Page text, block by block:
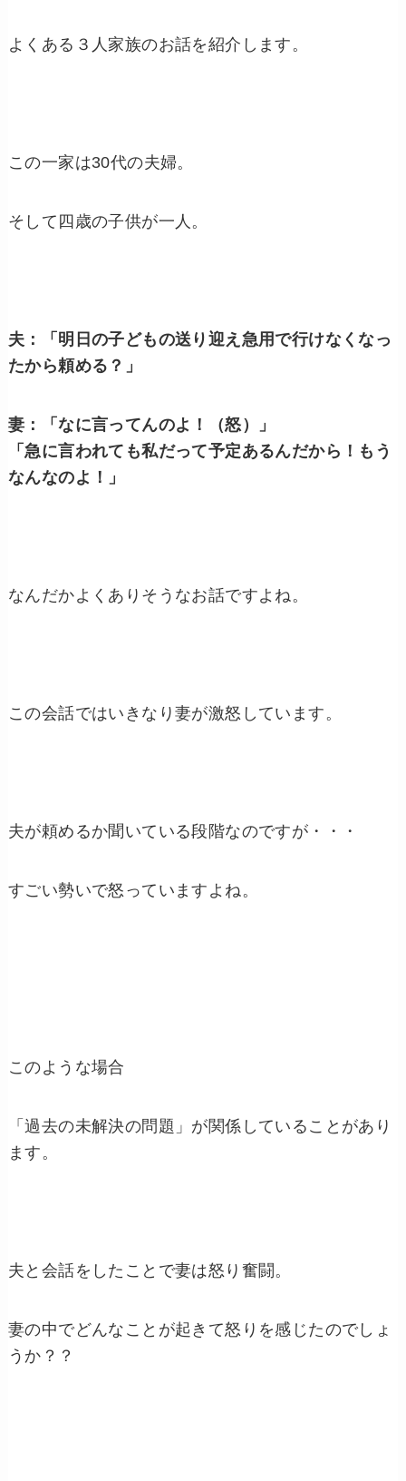
よくある３人家族のお話を紹介します。
この一家は30代の夫婦。
そして四歳の子供が一人。
夫：「 明日の子どもの送り迎え急用で行けなくなっ
たから頼める？」
妻：「なに言ってんのよ！（怒）」
「急に言われても私だって予定あるんだから！もう
なんなのよ！」
なんだかよくありそうなお話ですよね。
この会話ではいきなり妻が激怒しています。
夫が頼めるか聞いている段階なのですが・・・
すごい勢いで怒っていますよね。
このような場合
「過去の未解決の問題」が関係していることがあり
ます。
夫と会話をしたことで妻は怒り奮闘。
妻の中でどんなことが起きて怒りを感じたのでしょ
うか？？